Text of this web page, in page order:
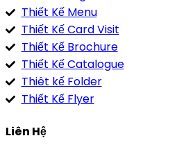
Thiết Kế Menu
Thiết Kế Card Visit
Thiết Kế Brochure
Thiết Kế Catalogue
Thiêt kế Folder
Thiết Kế Flyer
Liên Hệ